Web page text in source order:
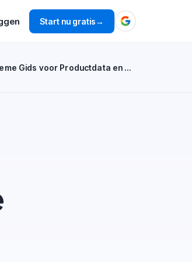
Start nu gratis→
Bol.com Tracker: De Ultieme Gids voor Productdata en Verkoopanalyse in 2026